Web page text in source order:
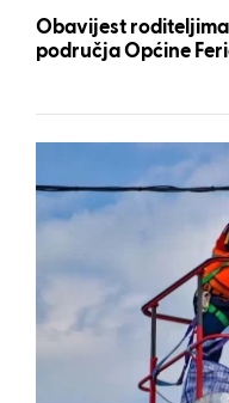
Obavijest roditeljima
područja Općine